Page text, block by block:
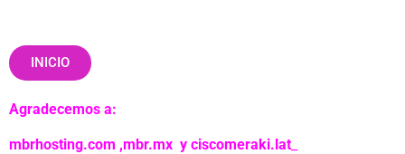
INICIO
Agradecemos a:
mbrhosting.com ,mbr.mx y ciscomeraki.lat